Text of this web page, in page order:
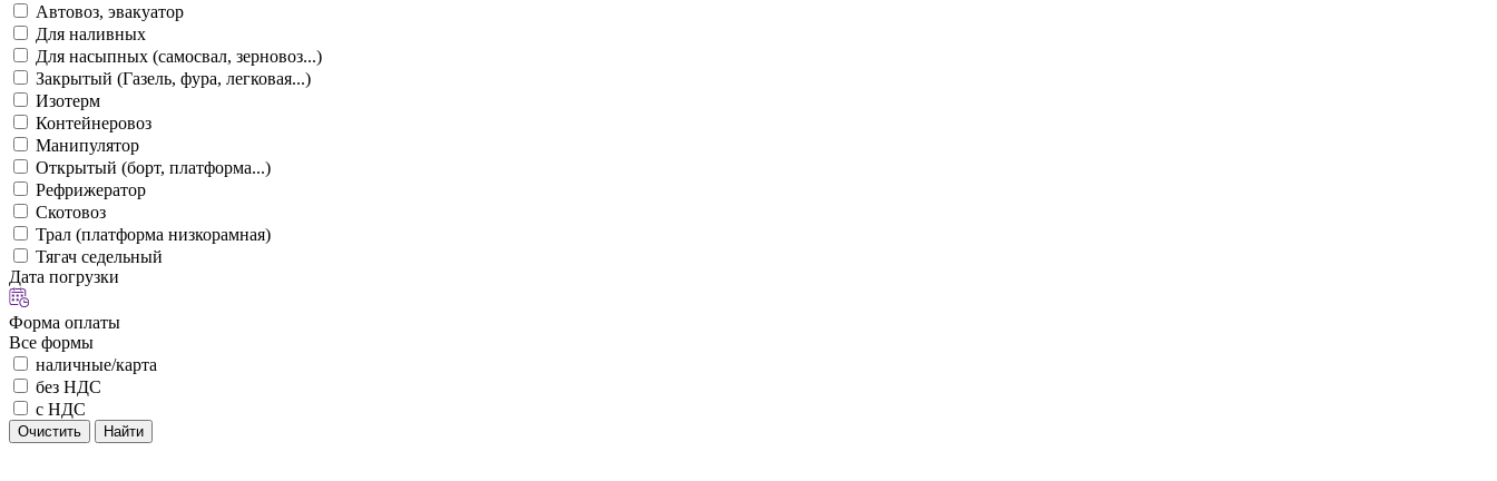
Автовоз, эвакуатор
Для наливных
Для насыпных (самосвал, зерновоз...)
Закрытый (Газель, фура, легковая...)
Изотерм
Контейнеровоз
Манипулятор
Открытый (борт, платформа...)
Рефрижератор
Скотовоз
Трал (платформа низкорамная)
Тягач седельный
Дата погрузки
Форма оплаты
Все формы
наличные/карта
без НДС
с НДС
Очистить Найти